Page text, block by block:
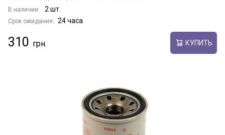
В наличии: 2 шт.
Срок ожидания: 24 часа
310 КУПИТЬ